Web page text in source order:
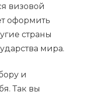
визовой
оформить
страны
мира.
и
Так вы